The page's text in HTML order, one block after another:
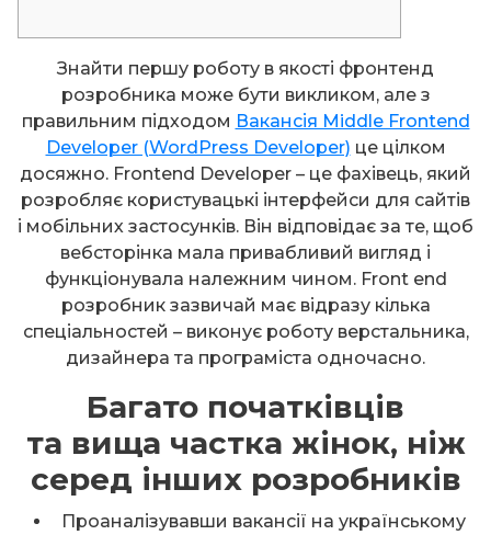
Знайти першу роботу в якості фронтенд
розробника може бути викликом, але з
правильним підходом Вакансія Middle Frontend
Developer (WordPress Developer) це цілком
досяжно. Frontend Developer – це фахівець, який
розробляє користувацькі інтерфейси для сайтів
і мобільних застосунків. Він відповідає за те, щоб
вебсторінка мала привабливий вигляд і
функціонувала належним чином. Front end
розробник зазвичай має відразу кілька
спеціальностей – виконує роботу верстальника,
дизайнера та програміста одночасно.
Багато початківців
та вища частка жінок, ніж
серед інших розробників
Проаналізувавши вакансії на українському